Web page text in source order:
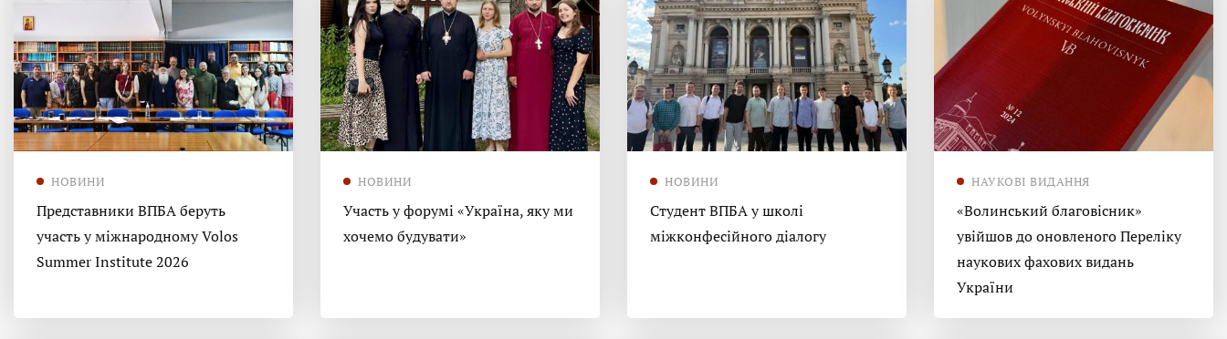
НОВИНИ
Представники ВПБА беруть
участь у міжнародному Volos
Summer Institute 2026
НОВИНИ
Участь у форумі «Україна, яку ми
хочемо будувати»
НОВИНИ
Студент ВПБА у школі
міжконфесійного діалогу
НАУКОВІ ВИДАННЯ
«Волинський благовісник»
увійшов до оновленого Переліку
наукових фахових видань
України